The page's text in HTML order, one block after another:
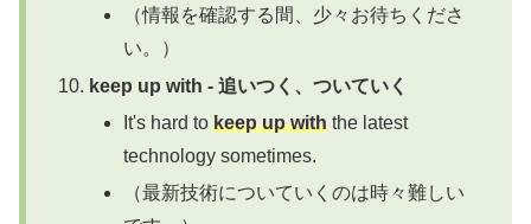
（情報を確認する間、少々お待ちくださ
い。）
keep up with - 追いつく、ついていく
It's hard tokeep up with the latest
technology sometimes.
（最新技術についていくのは時々難しい